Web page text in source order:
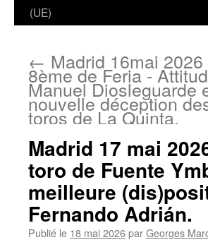
(UE)
← Madrid 16mai 2026
8ème de Feria -
Manuel Diosleguarde
nouvelle déception
toros de La Quinta.
Madrid 17 mai
toro de Fuente
meilleure
Fernando Adrián.
Publié le 18 mai 2026parGeorges